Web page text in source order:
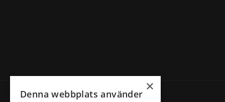
×
Denna webbplats använder